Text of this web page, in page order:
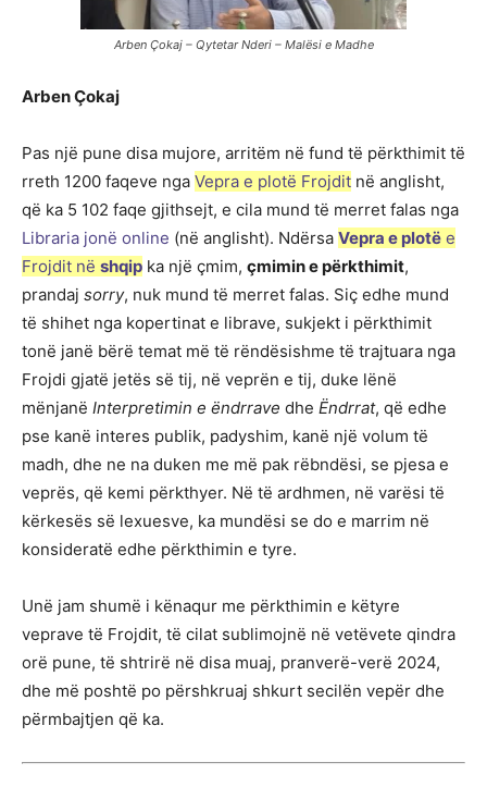
Arben Çokaj – Qytetar Nderi – Malësi e Madhe
Arben Çokaj
Pas një pune disa mujore, arritëm në fund të përkthimit të
rreth 1200 faqeve nga Vepra e plotë Frojdit në anglisht,
që ka 5 102 faqe gjithsejt, e cila mund të merret falas nga
Libraria jonë online (në anglisht). Ndërsa Vepra e plotë e
Frojdit në shqip ka një çmim, çmimin e përkthimit,
prandaj sorry, nuk mund të merret falas. Siç edhe mund
të shihet nga kopertinat e librave, sukjekt i përkthimit
tonë janë bërë temat më të rëndësishme të trajtuara nga
Frojdi gjatë jetës së tij, në veprën e tij, duke lënë
mënjanë Interpretimin e ëndrrave dhe Ëndrrat, që edhe
pse kanë interes publik, padyshim, kanë një volum të
madh, dhe ne na duken me më pak rëbndësi, se pjesa e
veprës, që kemi përkthyer. Në të ardhmen, në varësi të
kërkesës së lexuesve, ka mundësi se do e marrim në
konsideratë edhe përkthimin e tyre.
Unë jam shumë i kënaqur me përkthimin e këtyre
veprave të Frojdit, të cilat sublimojnë në vetëvete qindra
orë pune, të shtrirë në disa muaj, pranverë-verë 2024,
dhe më poshtë po përshkruaj shkurt secilën vepër dhe
përmbajtjen që ka.